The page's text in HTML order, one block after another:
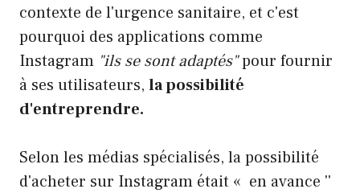
contexte de l'urgence sanitaire, et c'est
pourquoi des applications comme
Instagram "ils se sont adaptés"pour fournir
à ses utilisateurs, la possibilité
d'entreprendre.
Selon les médias spécialisés, la possibilité
d'acheter sur Instagram était « en avance ''